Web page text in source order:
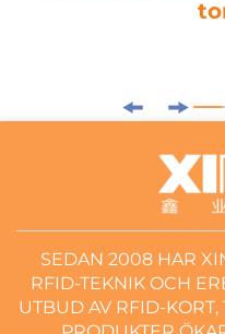
SEDAN 2008 HAR
RFID-TEKNIK OCH
UTBUD AV RFID-KORT,